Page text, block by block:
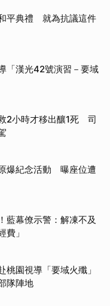
平典禮 就為抗議這件
「漢光42號演習－要域
2小時才移出釀1死 司
爆紀念活動 曝座位遭
藍幕僚示警：解凍不及
費」
桃園視導「要域火殲」
隊陣地